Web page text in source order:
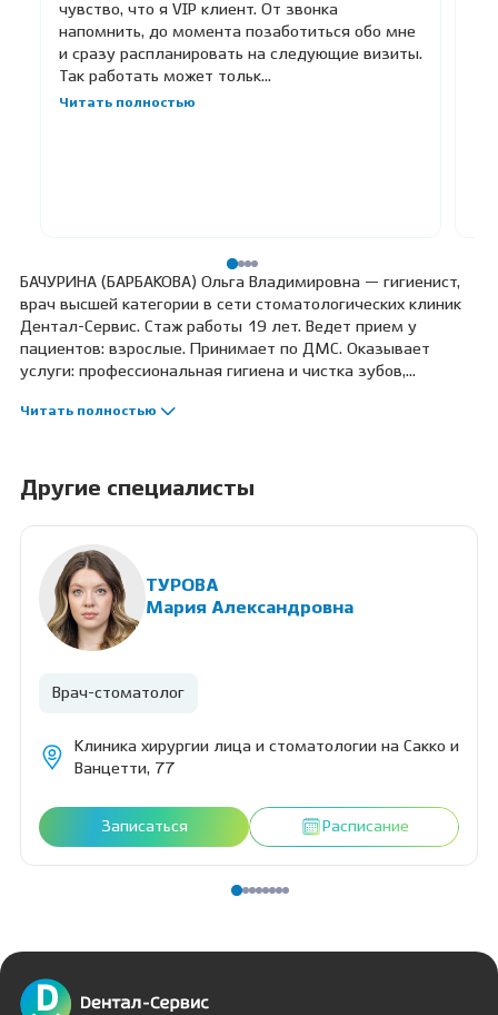
чувство, что я VIP клиент. От звонка
напомнить, до момента позаботиться обо мне
и сразу распланировать на следующие визиты.
Так работать может тольк...
Читать полностью
БАЧУРИНА (БАРБАКОВА) Ольга Владимировна — гигиенист,
врач высшей категории в сети стоматологических клиник
Дентал-Сервис. Стаж работы 19 лет. Ведет прием у
пациентов: взрослые. Принимает по ДМС. Оказывает
услуги: профессиональная гигиена и чистка зубов,
протоколу GBT, проведение индивидуальных уроков
Читать полностью
Другие специалисты
ТУРОВА
Мария Александровна
Врач-стоматолог
Клиника хирургии лица и стоматологии на Сакко и
Ванцетти, 77
Записаться Расписание